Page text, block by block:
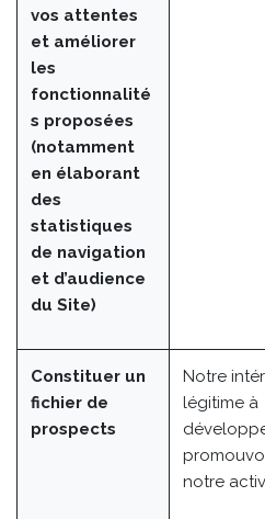
vos attentes
et améliorer
les
fonctionnalité
s proposées
(notamment
en élaborant
des
statistiques
de navigation
et d’audience
du Site)
Constituer un
fichier de
prospects
Notre
légitime à
notre